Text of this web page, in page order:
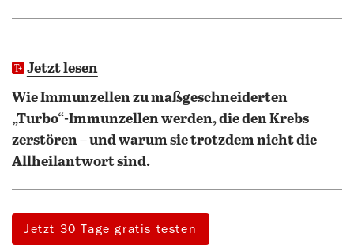
Jetzt lesen
Wie Immunzellen zu maßgeschneiderten
„Turbo“-Immunzellen werden, die den Krebs
zerstören – und warum sie trotzdem nicht die
Allheilantwort sind.
Jetzt 30 Tage gratis testen